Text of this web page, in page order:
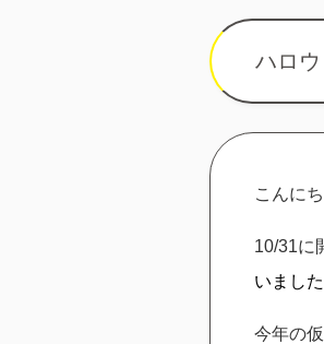
ハロ
こんにち
10/31に
いました
今年の仮